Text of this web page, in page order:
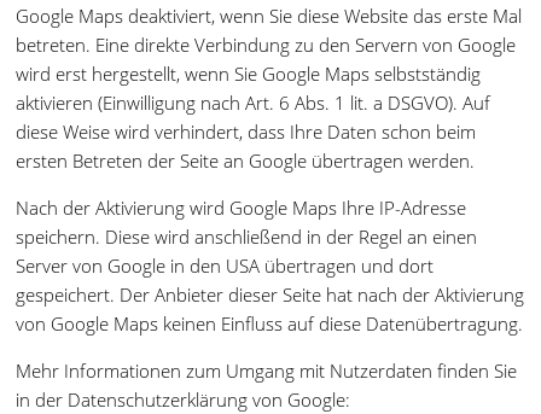
Google Maps deaktiviert, wenn Sie diese Website das erste Mal
betreten. Eine direkte Verbindung zu den Servern von Google
wird erst hergestellt, wenn Sie Google Maps selbstständig
aktivieren (Einwilligung nach Art. 6 Abs. 1 lit. a DSGVO). Auf
diese Weise wird verhindert, dass Ihre Daten schon beim
ersten Betreten der Seite an Google übertragen werden.
Nach der Aktivierung wird Google Maps Ihre IP-Adresse
speichern. Diese wird anschließend in der Regel an einen
Server von Google in den USA übertragen und dort
gespeichert. Der Anbieter dieser Seite hat nach der Aktivierung
von Google Maps keinen Einfluss auf diese Datenübertragung.
Mehr Informationen zum Umgang mit Nutzerdaten finden Sie
in der Datenschutzerklärung von Google: